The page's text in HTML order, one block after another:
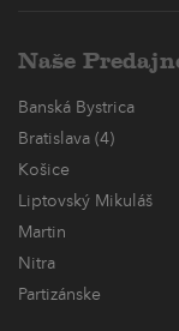
Naše
Banská Bystrica
Bratislava (4)
Košice
Liptovský Mikuláš
Martin
Nitra
Partizánske